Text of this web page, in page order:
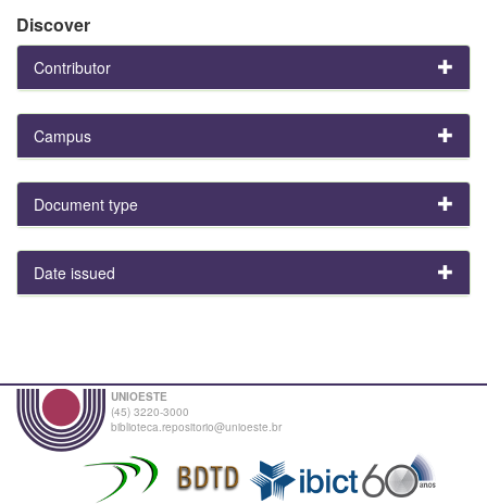
Discover
Contributor
Campus
Document type
Date issued
UNIOESTE
(45) 3220-3000
biblioteca.repositorio@unioeste.br